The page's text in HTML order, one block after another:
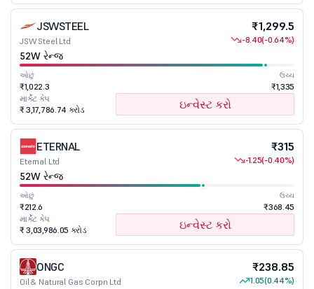
JSWSTEEL
JSW Steel Ltd
₹1,299.5
-8.40(-0.64%)
52W રેન્જ
ઓછું
₹1,022.3
ઉચ્ચ
₹1,335
માર્કેટ કેપ
₹ 3,17,786.74 કરોડ
ઇન્વેસ્ટ કરો
ETERNAL
Eternal Ltd
₹315
-1.25(-0.40%)
52W રેન્જ
ઓછું
₹212.6
ઉચ્ચ
₹368.45
માર્કેટ કેપ
₹ 3,03,986.05 કરોડ
ઇન્વેસ્ટ કરો
ONGC
Oil & Natural Gas Corpn Ltd
₹238.85
1.05(0.44%)